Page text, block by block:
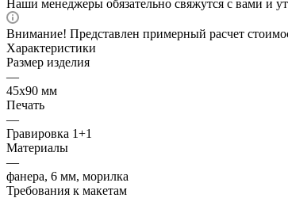
Наши менеджеры обязательно свяжутся с вами и
Внимание! Представлен примерный расчет
Характеристики
Размер изделия
—
45х90 мм
Печать
—
Гравировка 1+1
Материалы
—
фанера, 6 мм, морилка
Требования к макетам